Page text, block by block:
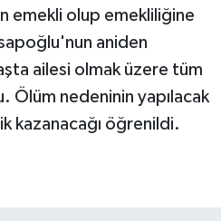
emekli olup emekliliğine
aniden
ailesi olmak üzere tüm
Ölüm nedeninin yapılacak
kazanacağı öğrenildi.